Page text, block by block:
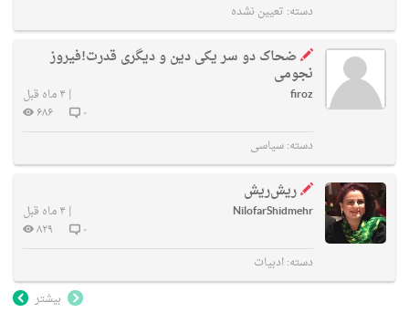
دسته: تعیین نشده
ضحاک دو سر یکی دین و دیگری قدرت!فیروز
نجومی
firoz
| ۴ ماه قبل
۰
۶۸۶
دسته:سیاسی
ریش‌ریش
NilofarShidmehr
| ۴ ماه قبل
۰
۸۲۹
دسته:ادبیات
بیشتر